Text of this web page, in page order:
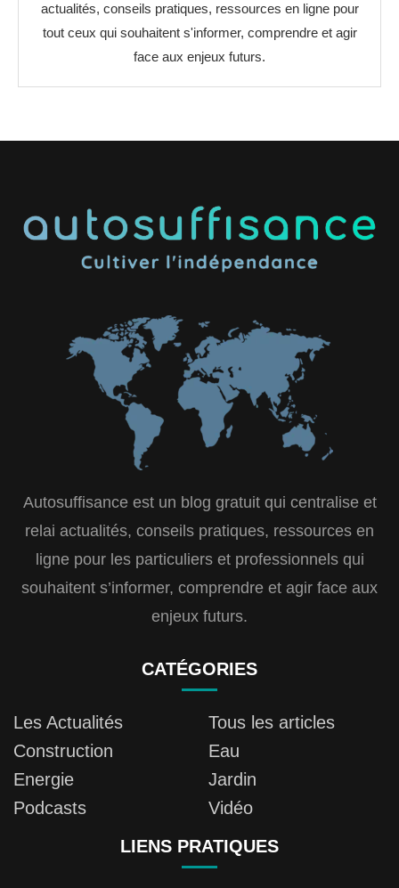
actualités, conseils pratiques, ressources en ligne pour
tout ceux qui souhaitent s'informer, comprendre et agir
face aux enjeux futurs.
Autosuffisance est un blog gratuit qui centralise et
relai actualités, conseils pratiques, ressources en
ligne pour les particuliers et professionnels qui
souhaitent s’informer, comprendre et agir face aux
enjeux futurs.
CATÉGORIES
Les Actualités
Tous les articles
Construction
Eau
Energie
Jardin
Podcasts
Vidéo
LIENS PRATIQUES